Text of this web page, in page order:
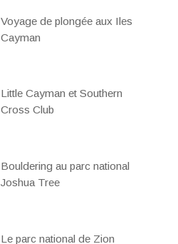
Voyage de plongée aux Iles
Cayman
Little Cayman et Southern
Cross Club
Bouldering au parc national
Joshua Tree
Le parc national de Zion